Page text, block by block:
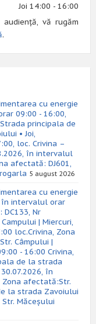
Joi 14:00 - 16:00
vă rugăm
.
cu energie
09:00 - 16:00,
principala de
• Joi,
loc. Crivina –
în intervalul
afectată: DJ601,
5 august 2026
cu energie
în intervalul orar
Nr
| Miercuri,
loc.Crivina, Zona
Câmpului |
- 16:00 Crivina,
de la strada
în
afectată:Str.
la strada Zavoiului
Măceșului